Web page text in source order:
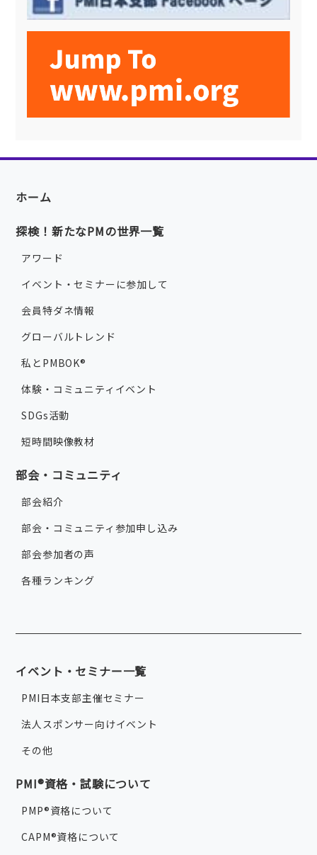
ホーム
探検！新たなPMの世界一覧
アワード
イベント・セミナーに参加して
会員特ダネ情報
グローバルトレンド
私とPMBOK®
体験・コミュニティイベント
SDGs活動
短時間映像教材
部会・コミュニティ
部会紹介
部会・コミュニティ参加申し込み
部会参加者の声
各種ランキング
イベント・セミナー一覧
PMI日本支部主催セミナー
法人スポンサー向けイベント
その他
PMI®資格・試験について
PMP®資格について
CAPM®資格について